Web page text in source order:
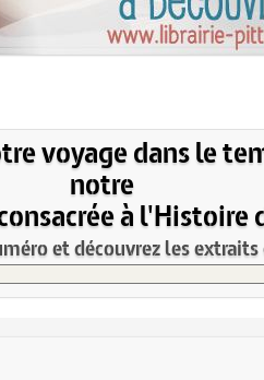
voyage dans le
notre
à l'Histoire
et découvrez les